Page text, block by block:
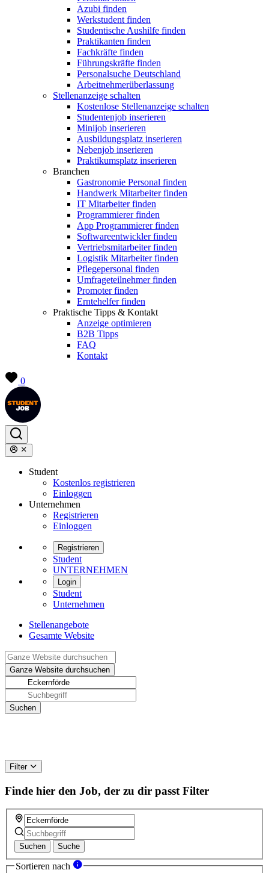
Azubi finden
Werkstudent finden
Studentische Aushilfe finden
Praktikanten finden
Fachkräfte finden
Führungskräfte finden
Personalsuche Deutschland
Arbeitnehmerüberlassung
Stellenanzeige schalten
Kostenlose Stellenanzeige schalten
Studentenjob inserieren
Minijob inserieren
Ausbildungsplatz inserieren
Nebenjob inserieren
Praktikumsplatz inserieren
Branchen
Gastronomie Personal finden
Handwerk Mitarbeiter finden
IT Mitarbeiter finden
Programmierer finden
App Programmierer finden
Softwareentwickler finden
Vertriebsmitarbeiter finden
Logistik Mitarbeiter finden
Pflegepersonal finden
Umfrageteilnehmer finden
Promoter finden
Erntehelfer finden
Praktische Tipps & Kontakt
Anzeige optimieren
B2B Tipps
FAQ
Kontakt
0
Student
Kostenlos registrieren
Einloggen
Unternehmen
Registrieren
Einloggen
Registrieren
Student
UNTERNEHMEN
Login
Student
Unternehmen
Stellenangebote
Gesamte Website
Filter
Finde hier den Job, der zu dir passt Filter
Suchen Suche
Sortieren nach